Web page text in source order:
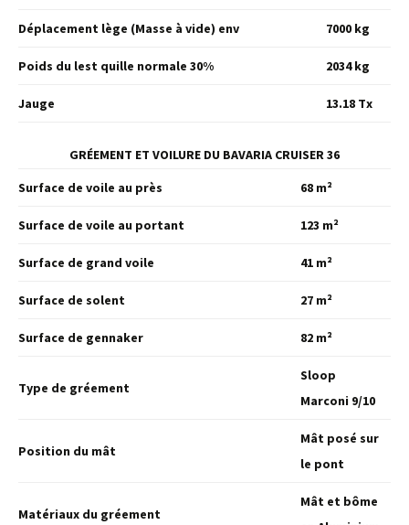
Déplacement lège (Masse à vide) env 7000 kg
Poids du lest quille normale 30% 2034 kg
Jauge 13.18 Tx
GRÉEMENT ET VOILURE DU BAVARIA CRUISER 36
Surface de voile au près
68 m²
Surface de voile au portant 123 m²
Surface de grand voile 41 m²
Surface de solent 27 m²
Surface de gennaker 82 m²
Type de gréement
Sloop
Marconi 9/10
Position du mât
Mât posé sur
le pont
Matériaux du gréement
Mât et bôme